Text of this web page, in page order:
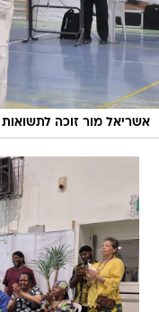
אשריאל מור זוכה לתשואות